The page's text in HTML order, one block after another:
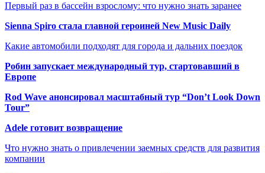
Первый раз в бассейн взрослому: что нужно знать заранее
Sienna Spiro стала главной героиней New Music Daily
Какие автомобили подходят для города и дальних поездок
Робин запускает международный тур, стартовавший в
Европе
Rod Wave анонсировал масштабный тур “Don’t Look Down
Tour”
Adele готовит возвращение
Что нужно знать о привлечении заемных средств для развития
компании